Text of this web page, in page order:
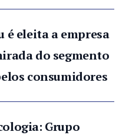
é eleita a empresa
do segmento
consumidores
Grupo